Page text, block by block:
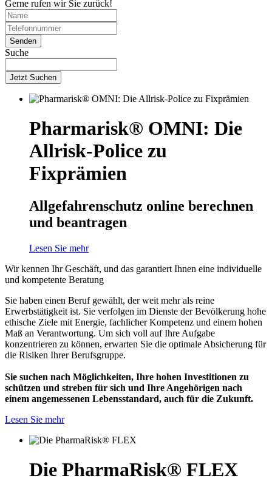
Gerne rufen wir Sie zurück!
Suche
Jetzt Suchen
Pharmarisk® OMNI: Die
Allrisk-Police zu
Fixprämien
Allgefahrenschutz online berechnen
und beantragen
Lesen Sie mehr
Wir kennen Ihr Geschäft, und das garantiert Ihnen eine individuelle
und kompetente Beratung
Sie haben einen Beruf gewählt, der weit mehr als reine
Erwerbstätigkeit ist. Sie verfolgen im Dienste der Bevölkerung hohe
ethische Ziele mit Energie, fachlicher Kompetenz und einem hohen
Maß an Verantwortung. Um sich voll auf Ihre Aufgabe
konzentrieren zu können, erwarten Sie die optimale Absicherung für
die Risiken Ihrer Berufsgruppe.
Sie suchen nach Möglichkeiten, Ihre hohen Investitionen zu
schützen und streben für sich und Ihre Angehörigen nach
einem angemessenen Lebensstandard, auch für die Zukunft.
Lesen Sie mehr
Die PharmaRisk® FLEX